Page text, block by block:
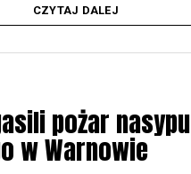
CZYTAJ DALEJ
pożar nasypu
w Warnowie